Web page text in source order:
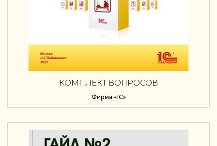
КОМПЛЕКТ ВОПРОСОВ
СЕРТИФИКАЦИОННОГО ЭКЗАМЕНА
«1С:ПРОФЕССИОНАЛ» ПО ПРОГРАММЕ
«1С:УПРАВЛЕНИЕ ТОРГОВЛЕЙ 8 ДЛЯ
РЕШЕНИЙ (+ EPUB). ВЕРСИЯ ЭКЗАМЕНА –
ОКТЯБРЬ 2025 Г
Фирма «1С»